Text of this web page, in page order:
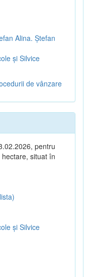
Alina. Ștefan
și Silvice
de vânzare
pentru
situat în
și Silvice